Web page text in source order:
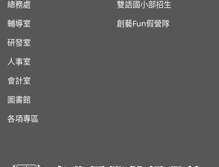
總務處
輔導室
研發室
人事室
會計室
圖書館
各項專區
雙語國小部招生
創藝Fun假營隊